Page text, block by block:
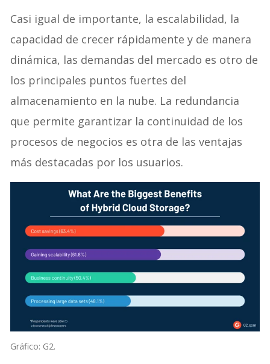
Casi igual de importante, la escalabilidad, la
capacidad de crecer rápidamente y de manera
dinámica, las demandas del mercado es otro de
los principales puntos fuertes del
almacenamiento en la nube. La redundancia
que permite garantizar la continuidad de los
procesos de negocios es otra de las ventajas
más destacadas por los usuarios.
Gráfico: G2.